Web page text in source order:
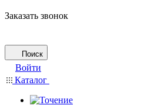
Заказать звонок
Поиск
Войти
Каталог